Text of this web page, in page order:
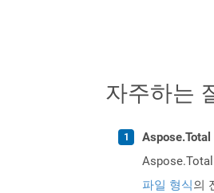
자주하는
Aspose.Total
파일 형식의